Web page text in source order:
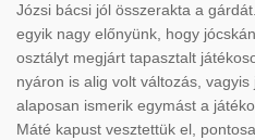
Józsi bácsi jól összerakta a
egyik nagy előnyünk, hogy
osztályt megjárt tapasztalt
nyáron is alig volt változás,
alaposan ismerik egymást a
Máté kapust vesztettük el,